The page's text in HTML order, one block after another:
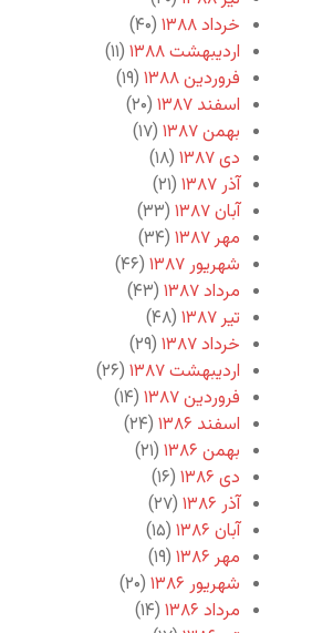
خرداد ۱۳۸۸
(۴۰)
اردیبهشت ۱۳۸۸
(۱۱)
فروردین ۱۳۸۸
(۱۹)
اسفند ۱۳۸۷
(۲۰)
بهمن ۱۳۸۷
(۱۷)
دی ۱۳۸۷
(۱۸)
آذر ۱۳۸۷
(۲۱)
آبان ۱۳۸۷
(۳۳)
مهر ۱۳۸۷
(۳۴)
شهریور ۱۳۸۷
(۴۶)
مرداد ۱۳۸۷
(۴۳)
تیر ۱۳۸۷
(۴۸)
خرداد ۱۳۸۷
(۲۹)
اردیبهشت ۱۳۸۷
(۲۶)
فروردین ۱۳۸۷
(۱۴)
اسفند ۱۳۸۶
(۲۴)
بهمن ۱۳۸۶
(۲۱)
دی ۱۳۸۶
(۱۶)
آذر ۱۳۸۶
(۲۷)
آبان ۱۳۸۶
(۱۵)
مهر ۱۳۸۶
(۱۹)
شهریور ۱۳۸۶
(۲۰)
مرداد ۱۳۸۶
(۱۴)